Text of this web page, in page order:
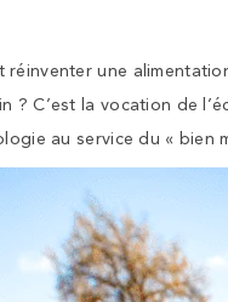
réinventer une
? C’est la vocation de
au service du « bien